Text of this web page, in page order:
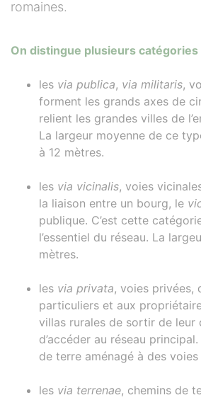
romaines.
On distingue plusieurs catégories
les via publica, via militaris,
forment les grands axes de
relient les grandes villes de
La largeur moyenne de ce
à 12 mètres.
les via vicinalis, voies
la liaison entre un bourg, le
publique. C’est cette
l’essentiel du réseau. La
mètres.
les via privata, voies privées,
particuliers et aux
villas rurales de sortir de leur
d’accéder au réseau
de terre aménagé à des
les via terrenae, chemins de